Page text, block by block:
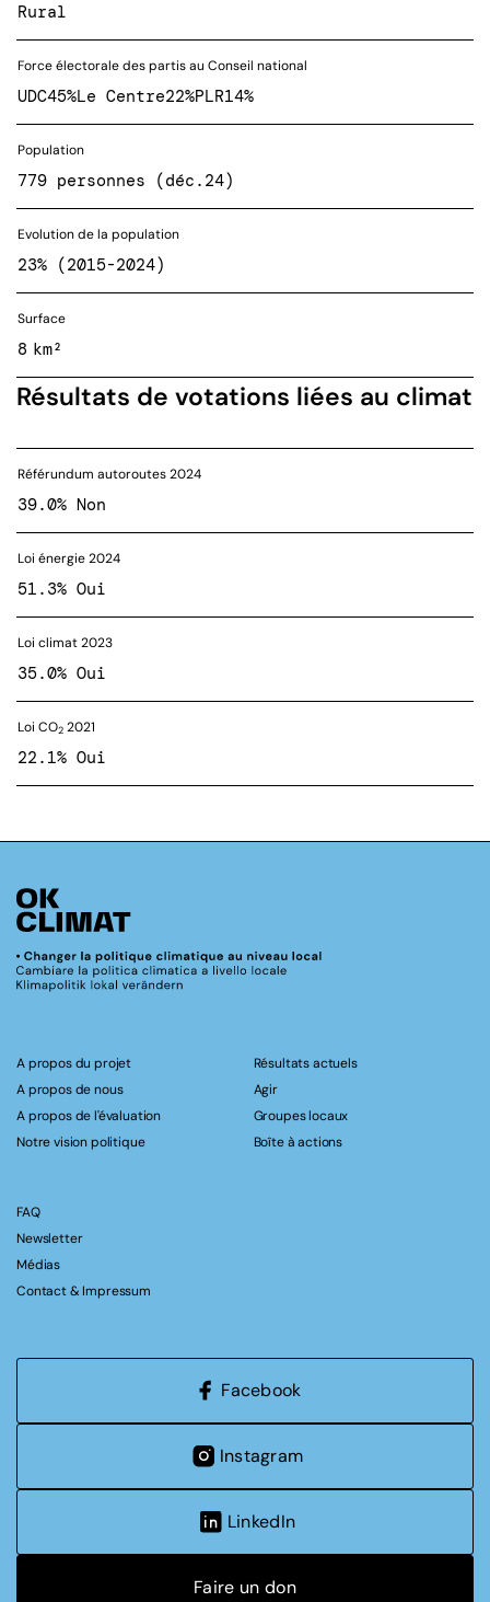
Rural
Force électorale des partis au Conseil national
UDC45%Le Centre22%PLR14%
Population
779 personnes (déc.24)
Evolution de la population
23% (2015-2024)
Surface
8 km²
Résultats de votations liées au climat
Référundum autoroutes 2024
39.0% Non
Loi énergie 2024
51.3% Oui
Loi climat 2023
35.0% Oui
Loi CO2 2021
22.1% Oui
A propos du projet
A propos de nous
A propos de l'évaluation
Notre vision politique
Résultats actuels
Agir
Groupes locaux
Boîte à actions
FAQ
Newsletter
Médias
Contact & Impressum
Facebook
Instagram
LinkedIn
Faire un don